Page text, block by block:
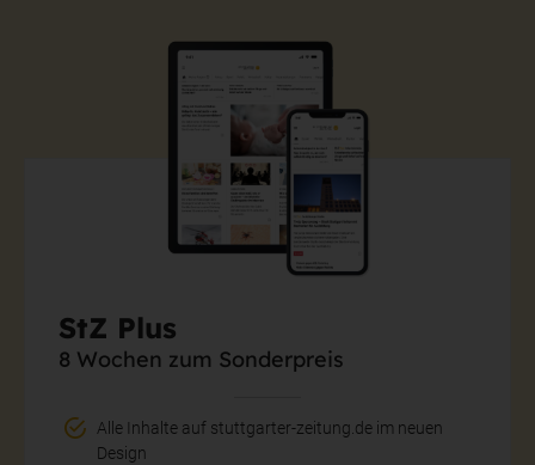
StZ Plus
8 Wochen zum Sonderpreis
Alle Inhalte auf stuttgarter-zeitung.de im neuen
Design